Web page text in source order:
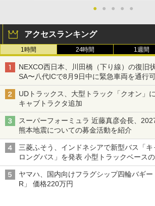
● ● ● ● ●
アクセスランキング
1時間 24時間 1週間
NEXCO西日本、川田橋（下り線）の復旧
SA〜八代ICで8月9日中に緊急車両を通行
UDトラックス、大型トラック「クオン」
キャブトラクタ追加
スーパーフォーミュラ 近藤真彦会長、
熊本地震についての募金活動を紹介
三菱ふそう、インドネシアで新型バス「
ロングバス」を発表 小型トラックベース
バス
ヤマハ、国内向けフラグシップ四輪バギ
R」 価格220万円